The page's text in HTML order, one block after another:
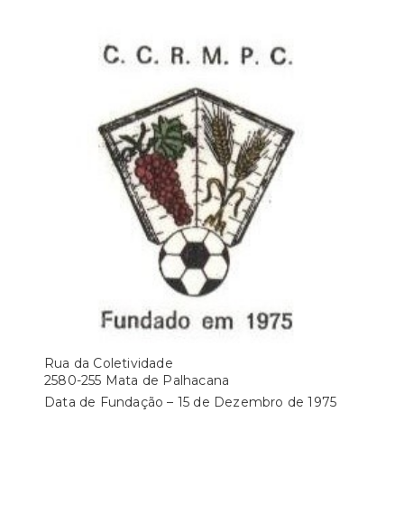
Rua da Coletividade
2580-255 Mata de Palhacana
Data de Fundação – 15 de Dezembro de 1975